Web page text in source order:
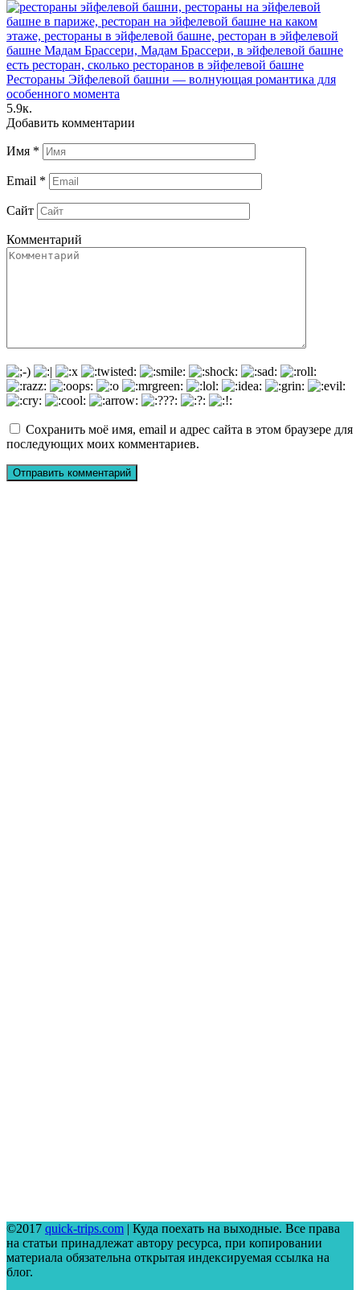
Рестораны Эйфелевой башни — волнующая романтика для
особенного момента
5.9к.
Добавить комментарии
Имя *
Email *
Сайт
Комментарий
Сохранить моё имя, email и адрес сайта в этом браузере для
последующих моих комментариев.
©2017 quick-trips.com | Куда поехать на выходные. Все права
на статьи принадлежат автору ресурса, при копировании
материала обязательна открытая индексируемая ссылка на
блог.